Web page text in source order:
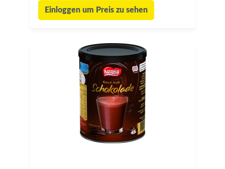
Einloggen um Preis zu sehen